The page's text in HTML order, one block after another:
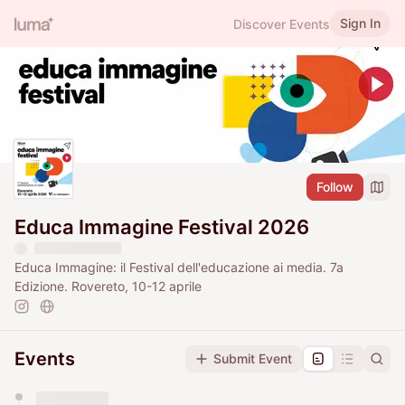
Discover Events Sign In
Follow
Educa Immagine Festival 2026
Educa Immagine: il Festival dell'educazione ai media. 7a
Edizione. Rovereto, 10-12 aprile
Events Submit Event